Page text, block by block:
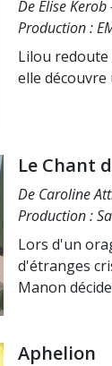
De Elise Kerob
Production :
Lilou redoute
elle
Le Chant
De Caroline
Production :
Lors d'un
d'étranges
Manon
Aphelion